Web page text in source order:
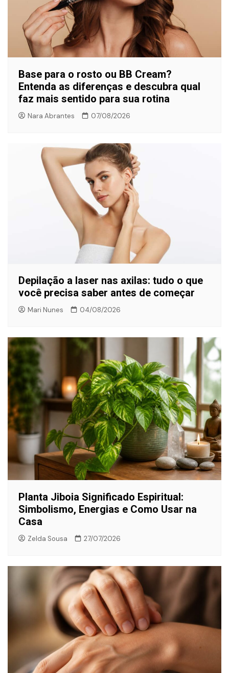
Base para o rosto ou BB Cream?
Entenda as diferenças e descubra qual
faz mais sentido para sua rotina
Nara Abrantes 07/08/2026
Depilação a laser nas axilas: tudo o que
você precisa saber antes de começar
Mari Nunes 04/08/2026
Planta Jiboia Significado Espiritual:
Simbolismo, Energias e Como Usar na
Casa
Zelda Sousa 27/07/2026